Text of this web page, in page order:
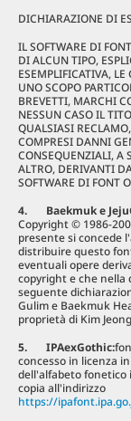
DICHIARAZIONE DI
IL SOFTWARE DI
DI ALCUN TIPO,
ESEMPLIFICATIVA,
UNO SCOPO
BREVETTI, MARCHI
NESSUN CASO IL
QUALSIASI
COMPRESI DANNI
CONSEQUENZIALI, A
ALTRO, DERIVANTI
SOFTWARE DI FONT
4. Baekmuk e
Copyright © 1986-
presente si concede
distribuire questo
eventuali opere
copyright e che nella
seguente
Gulim e Baekmuk
proprietà di Kim
5. IPAexGothic:
concesso in licenza
dell'alfabeto fonetico
copia all'indirizzo
https://